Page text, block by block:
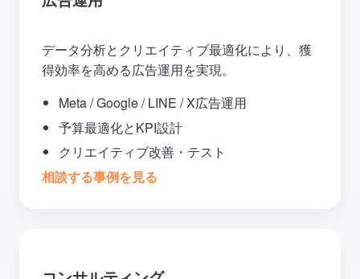
データ分析とクリエイティブ最適化により、獲
得効率を高める広告運用を実現。
Meta / Google / LINE / X広告運用
予算最適化とKPI設計
クリエイティブ改善・テスト
相談する事例を見る